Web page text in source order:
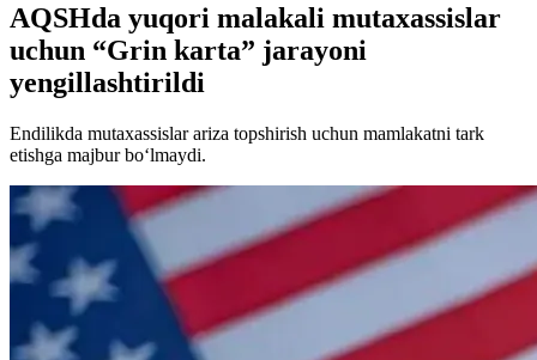
AQSHda yuqori malakali mutaxassislar
uchun “Grin karta” jarayoni
yengillashtirildi
Endilikda mutaxassislar ariza topshirish uchun mamlakatni tark
etishga majbur bo‘lmaydi.